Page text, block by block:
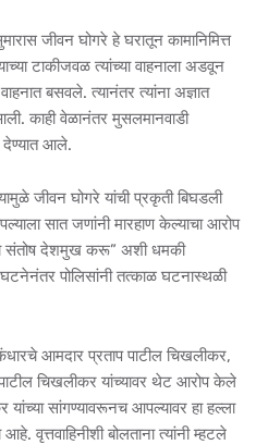
जीवन घोगरे हे घरातून कामानिमित्त
टाकीजवळ त्यांच्या वाहनाला अडवून
बसवले. त्यानंतर त्यांना अज्ञात
काही वेळानंतर मुसलमानवाडी
देण्यात आले.
जीवन घोगरे यांची प्रकृती बिघडली
सात जणांनी मारहाण केल्याचा आरोप
संतोष देशमुख करू” अशी धमकी
घटनेनंतर पोलिसांनी तत्काळ घटनास्थळी
आमदार प्रताप पाटील चिखलीकर,
चिखलीकर यांच्यावर थेट आरोप केले
सांगण्यावरूनच आपल्यावर हा हल्ला
वृत्तवाहिनीशी बोलताना त्यांनी म्हटले